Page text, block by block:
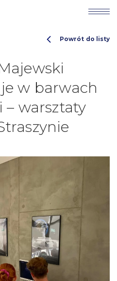
w barwach
warsztaty
Powrót do listy